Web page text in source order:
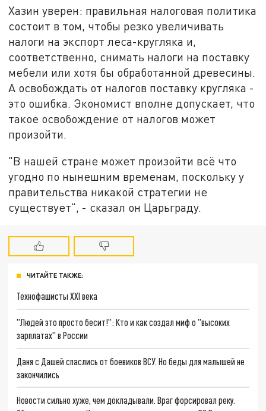
Хазин уверен: правильная налоговая политика
состоит в том, чтобы резко увеличивать
налоги на экспорт леса-кругляка и,
соответственно, снимать налоги на поставку
мебели или хотя бы обработанной древесины.
А освобождать от налогов поставку кругляка -
это ошибка. Экономист вполне допускает, что
такое освобождение от налогов может
произойти.
"В нашей стране может произойти всё что
угодно по нынешним временам, поскольку у
правительства никакой стратегии не
существует", - сказал он Царьграду.
ЧИТАЙТЕ ТАКЖЕ:
Технофашисты XXI века
"Людей это просто бесит!": Кто и как создал миф о "высоких
зарплатах" в России
Даня с Дашей спаслись от боевиков ВСУ. Но беды для малышей не
закончились
Новости сильно хуже, чем докладывали. Враг форсировал реку.